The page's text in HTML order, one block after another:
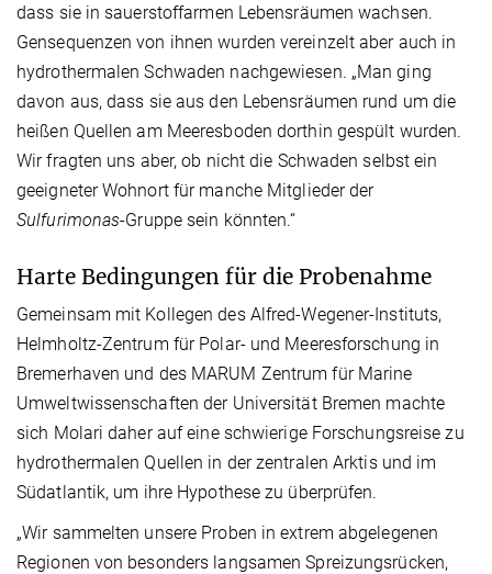
dass sie in sauerstoffarmen Lebensräumen wachsen.
Gensequenzen von ihnen wurden vereinzelt aber auch in
hydrothermalen Schwaden nachgewiesen. „Man ging
davon aus, dass sie aus den Lebensräumen rund um die
heißen Quellen am Meeresboden dorthin gespült wurden.
Wir fragten uns aber, ob nicht die Schwaden selbst ein
geeigneter Wohnort für manche Mitglieder der
Sulfurimonas-Gruppe sein könnten.“
Harte Bedingungen für die Probenahme
Gemeinsam mit Kollegen des Alfred-Wegener-Instituts,
Helmholtz-Zentrum für Polar- und Meeresforschung in
Bremerhaven und des MARUM Zentrum für Marine
Umweltwissenschaften der Universität Bremen machte
sich Molari daher auf eine schwierige Forschungsreise zu
hydrothermalen Quellen in der zentralen Arktis und im
Südatlantik, um ihre Hypothese zu überprüfen.
„Wir sammelten unsere Proben in extrem abgelegenen
Regionen von besonders langsamen Spreizungsrücken,